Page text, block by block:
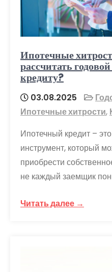
Ипотечные
рассчитать
кредиту?
03.08.2025
Ипотечные хитрости,
Ипотечный кредит –
инструмент, который
приобрести
не каждый заемщик
Читать далее →